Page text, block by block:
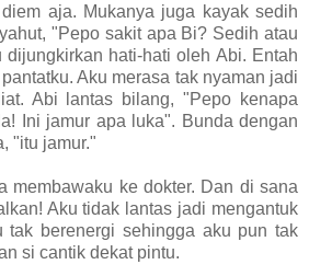
aja. Mukanya juga kayak sedih
"Pepo sakit apa Bi? Sedih atau
hati-hati oleh Abi. Entah
Aku merasa tak nyaman jadi
Abi lantas bilang, "Pepo kenapa
Ini jamur apa luka". Bunda dengan
"itu jamur."
membawaku ke dokter. Dan di sana
Aku tidak lantas jadi mengantuk
tak berenergi sehingga aku pun tak
si cantik dekat pintu.